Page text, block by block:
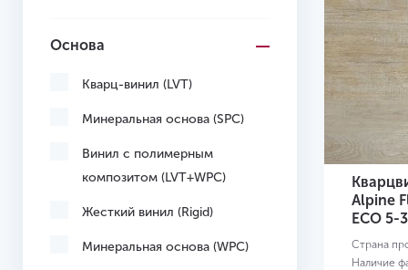
Основа
Кварц-винил (LVT)
Минеральная основа (SPC)
Винил с полимерным
композитом (LVT+WPC)
Жесткий винил (Rigid)
Минеральная основа (WPC)
Alpine
ЕСО 5-
Страна
Наличие